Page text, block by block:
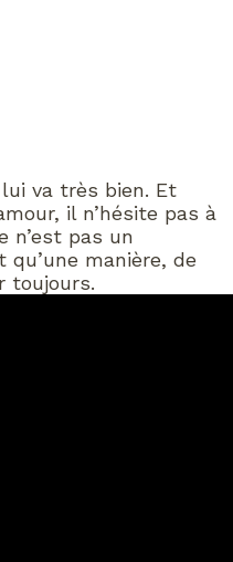
va très bien. Et
il n’hésite pas à
n’est pas un
qu’une manière, de
toujours.